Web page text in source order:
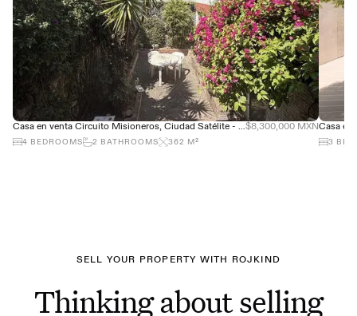
Casa en venta Circuito Misioneros, Ciudad Satélite - Gran ubicación$8,300,000 MXN
4 BEDROOMS 2 BATHROOMS 362 M² 3
SELL YOUR PROPERTY WITH ROJKIND
Thinking about selling